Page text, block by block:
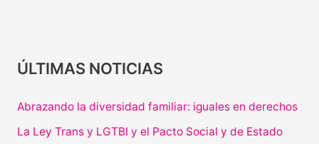
ÚLTIMAS NOTICIAS
Abrazando la diversidad familiar: iguales en derechos
La Ley Trans y LGTBI y el Pacto Social y de Estado